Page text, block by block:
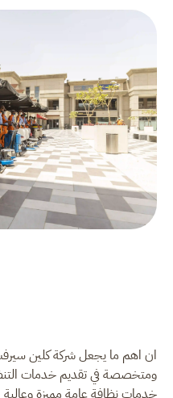
ان اهم ما يجعل شركة كلين
ومتخصصة في تقديم خدمات
خدمات نظافة عامة مميزة